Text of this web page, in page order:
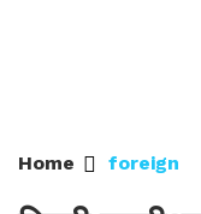
Home foreign